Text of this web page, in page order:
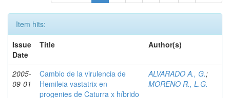
Item hits:
Issue
Date
Title Author(s)
2005-
09-01
Cambio de la virulencia de
Hemileia vastatrix en
progenies de Caturra x híbrido
ALVARADO A., G.;
MORENO R., L.G.